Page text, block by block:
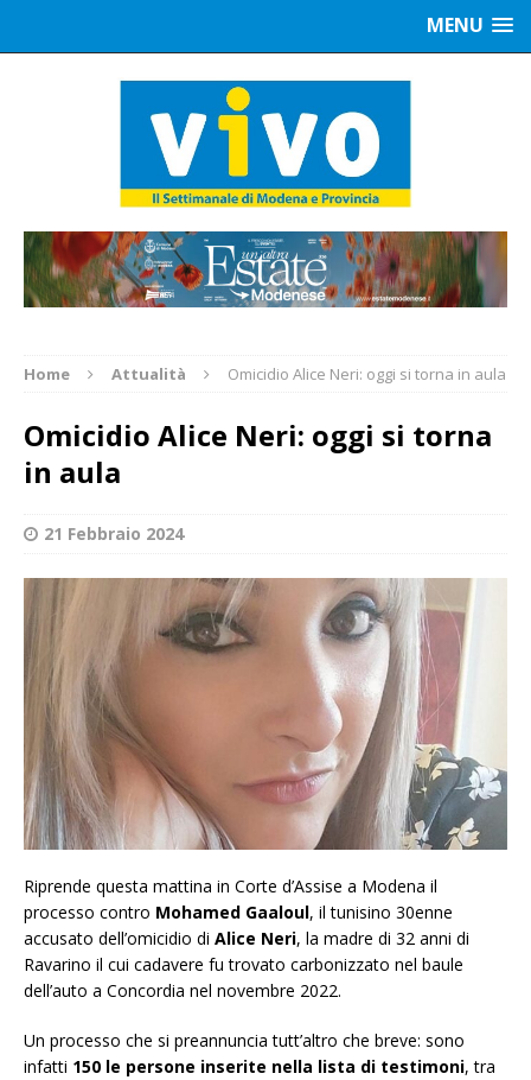
MENU
Home Attualità Omicidio Alice Neri: oggi si torna in aula
Omicidio Alice Neri: oggi si torna
in aula
21 Febbraio 2024
Riprende questa mattina in Corte d’Assise a Modena il
processo contro Mohamed Gaaloul, il tunisino 30enne
accusato dell’omicidio di Alice Neri, la madre di 32 anni di
Ravarino il cui cadavere fu trovato carbonizzato nel baule
dell’auto a Concordia nel novembre 2022.
Un processo che si preannuncia tutt’altro che breve: sono
infatti 150 le persone inserite nella lista di testimoni, tra